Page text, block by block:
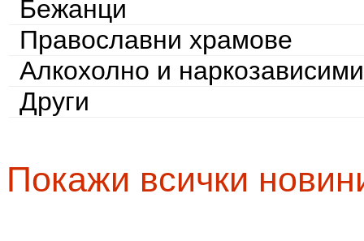
Бежанци
Православни храмове
Алкохолно и наркозависими
Други
Покажи всички